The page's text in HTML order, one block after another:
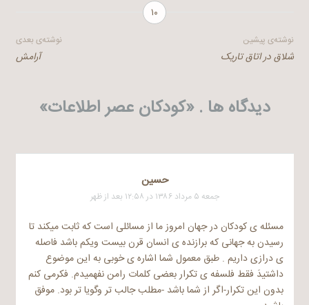
۱۰
راهبری
نوشته‌ی پیشین
شلاق در اتاق تاریک
نوشته‌ی بعدی
آرامش
دیدگاه ها . «کودکان عصر اطلاعات»
حسین
جمعه ۵ مرداد ۱۳۸۶ در ۱۲:۵۸ بعد از ظهر
مسئله ی کودکان در جهان امروز ما از مسائلی است که ثابت میکند تا
رسیدن به جهانی که برازنده ی انسان قرن بیست ویکم باشد فاصله
ی درازی داریم . طبق معمول شما اشاره ی خوبی به این موضوع
داشتیدَ فقط فلسفه ی تکرار بعضی کلمات رامن نفهمیدم. فکرمی کنم
بدون این تکرار-اگر از شما باشد -مطلب جالب تر وگویا تر بود. موفق